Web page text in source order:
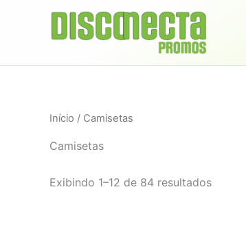
conteúdo
Início / Camisetas
Camisetas
Exibindo 1–12 de 84 resultados